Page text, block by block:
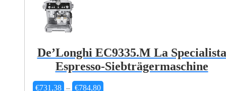
De’Longhi EC9335.M La Specialista
Espresso-Siebträgermaschine
€731,38 – €784,80